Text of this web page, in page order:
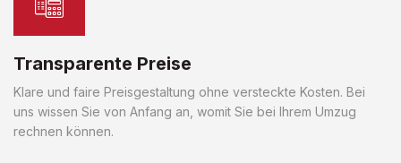
Transparente Preise
Klare und faire Preisgestaltung ohne versteckte Kosten. Bei
uns wissen Sie von Anfang an, womit Sie bei Ihrem Umzug
rechnen können.